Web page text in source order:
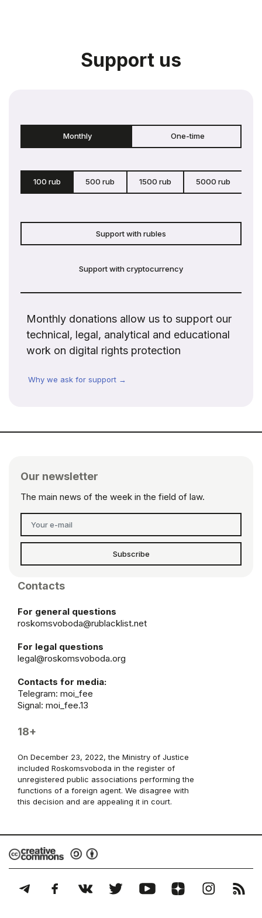
Support us
Monthly One-time
100 rub 500 rub 1500 rub 5000 rub
Support with rubles
Support with cryptocurrency
Monthly donations allow us to support our
technical, legal, analytical and educational
work on digital rights protection
Why we ask for support →
Our newsletter
The main news of the week in the field of law.
Subscribe
Contacts
For general questions
roskomsvoboda@rublacklist.net
For legal questions
legal@roskomsvoboda.org
Contacts for media:
Telegram: moi_fee
Signal: moi_fee.13
18+
On December 23, 2022, the Ministry of Justice
included Roskomsvoboda in the register of
unregistered public associations performing the
functions of a foreign agent. We disagree with
this decision and are appealing it in court.